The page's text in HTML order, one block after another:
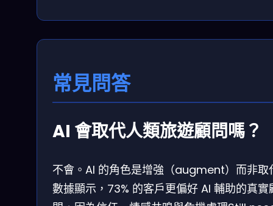
常見問答
AI 會取代人類旅遊顧問嗎？
不會。AI 的角色是增強（augment）而非取
數據顯示，73% 的客戶更偏好 AI 輔助的真實